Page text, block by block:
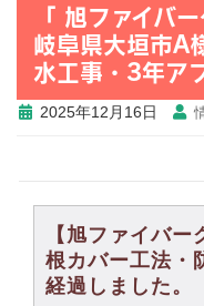
「 旭ファイバ
岐阜県大垣市
水工事・3年ア
2025年12月16日
【旭ファイバ
根カバー工法・
経過しました。